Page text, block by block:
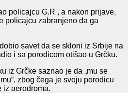
policajcu G.R , a nakon prijave,
policajcu zabranjeno da ga
savet da se skloni iz Srbije na
i sa porodicom otišao u Grčku.
iz Grčke saznao je da „mu se
zbog čega je svoju porodicu
iz aerodroma.